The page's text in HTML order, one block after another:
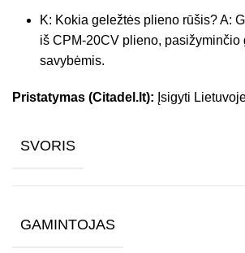
K: Kokia geležtės plieno rūšis? A:
iš CPM-20CV plieno, pasižyminčio
savybėmis.
Pristatymas (Citadel.lt): Įsigyti
SVORIS
GAMINTOJAS